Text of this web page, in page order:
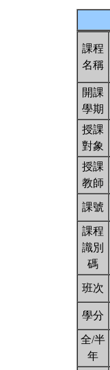
課程
名稱
開課
學期
授課
對象
授課
教師
課號
課程
識別
碼
班次
學分
全/半
年